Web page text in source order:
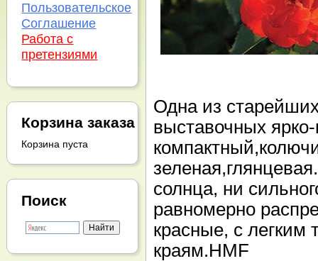
Одна из
выставочных
солнца, ни
равномерно
красные, с легким
краям.HMF
Пользовательское
Соглашение
Работа с
претензиями
Корзина заказа
Корзина пуста
Поиск